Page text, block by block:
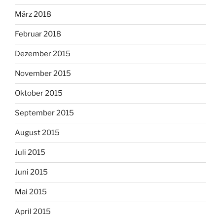
März 2018
Februar 2018
Dezember 2015
November 2015
Oktober 2015
September 2015
August 2015
Juli 2015
Juni 2015
Mai 2015
April 2015